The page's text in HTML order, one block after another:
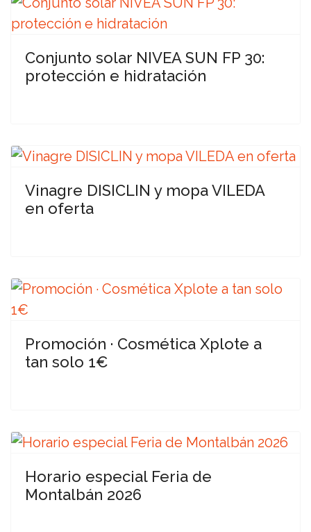
Conjunto solar NIVEA SUN FP 30:
protección e hidratación
Vinagre DISICLIN y mopa VILEDA
en oferta
Promoción · Cosmética Xplote a
tan solo 1€
Horario especial Feria de
Montalbán 2026